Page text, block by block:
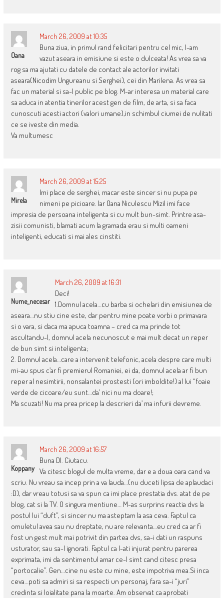
Oana
March 26, 2009 at 10:35
Buna ziua, in primul rand felicitari pentru cel mic, l-am
vazut aseara in emisiune si este o dulceata! As vrea sa va
rog sa ma ajutati cu datele de contact ale actorilor invitati
aseara(Nicodim Ungureanu si Serghei), cei din Marilena. As vrea sa
fac un material si sa-l public pe blog. M-ar interesa un material care
sa aduca in atentia tinerilor acest gen de film, de arta, si sa faca
cunoscuti acesti actori (valori umane),in schimbul ciumei de nulitati
ce se iveste din media.
Va multumesc
Mirela
March 26, 2009 at 15:25
Imi place de serghei, macar este sincer si nu pupa pe
nimeni pe picioare. Iar Oana Niculescu Mizil imi face
impresia de persoana inteligenta si cu mult bun-simt. Printre asa-
zisii comunisti, blamati acum la gramada erau si multi oameni
inteligenti, educati si mai ales cinstiti.
Nume_necesar
March 26, 2009 at 16:31
Deci!
1.Domnul acela…cu barba si ochelari din emisiunea de
aseara…nu stiu cine este, dar pentru mine poate vorbi o primavara
si o vara, si daca ma apuca toamna – cred ca ma prinde tot
ascultandu-l, domnul acela necunoscut e mai mult decat un reper
de bun simt si inteligenta;
2. Domnul acela…care a intervenit telefonic, acela despre care multi
mi-au spus c’ar fi premierul Romaniei, ei da, domnul acela ar fi bun
reper al nesimtirii, nonsalantei prostesti (ori imboldite!) al lui “foaie
verde de cicoare/eu sunt…da’ nici nu ma doare!;
Ma scuzati! Nu ma prea pricep la descrieri da’ ma infurii devreme.
Koppany
March 26, 2009 at 16:57
Buna Dl. Ciutacu.
Va citesc blogul de multa vreme, dar e a doua oara cand va
scriu. Nu vreau sa incep prin a va lauda…(nu duceti lipsa de aplaudaci
:D), dar vreau totusi sa va spun ca imi place prestatia dvs. atat de pe
blog, cat si la TV. O singura mentiune… M-as surprins reactia dvs la
postul lui “duft”, si sincer nu ma asteptam la asa ceva. Faptul ca
omuletul avea sau nu dreptate, nu are relevanta…eu cred ca ar fi
fost un gest mult mai potrivit din partea dvs, sa-i dati un raspuns
usturator, sau sa-l ignorati. Faptul ca l-ati injurat pentru parerea
exprimata, imi da sentimentul amar ce-l simt cand citesc presa
“portocalie”. Gen…cine nu este cu mine, este impotriva mea.Si inca
ceva…poti sa admiri si sa respecti un personaj, fara sa-i “juri”
credinta si loialitate pana la moarte. Am observat ca aprobati